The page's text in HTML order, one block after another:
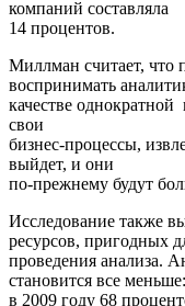
компаний составляла
14 процентов.
Миллман считает, что
воспринимать
качестве
свои
бизнес-процессы,
выйдет, и они
по-прежнему будут
Исследование также
ресурсов, пригодных
проведения анализа.
становится все меньше:
в 2009 году 68